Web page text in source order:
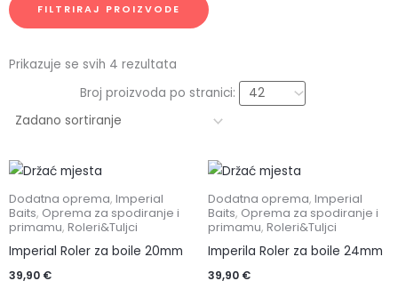
FILTRIRAJ PROIZVODE
Prikazuje se svih 4 rezultata
Broj proizvoda po stranici:
Dodatna oprema, Imperial
Baits, Oprema za spodiranje i
primamu, Roleri&Tuljci
Imperial Roler za boile 20mm
39,90 €
Dodatna oprema, Imperial
Baits, Oprema za spodiranje i
primamu, Roleri&Tuljci
Imperila Roler za boile 24mm
39,90 €